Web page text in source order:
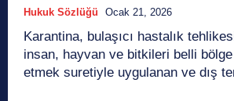
Hukuk Sözlüğü Ocak 21, 2026
Karantina, bulaşıcı hastalık
insan, hayvan ve bitkileri belli
etmek suretiyle uygulanan ve dış